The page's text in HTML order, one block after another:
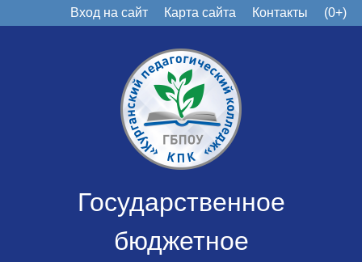
Вход на сайт Карта сайта Контакты (0+)
Государственное
бюджетное